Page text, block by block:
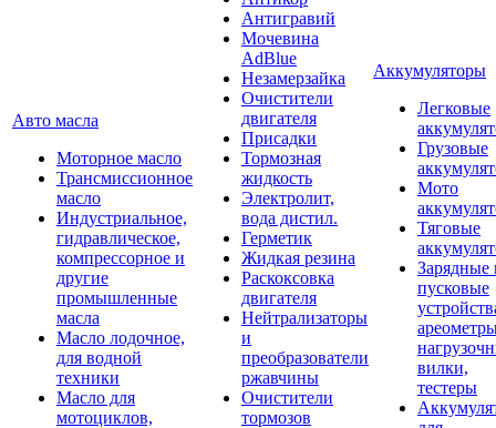
Авто масла
Моторное масло
Трансмиссионное
масло
Индустриальное,
гидравлическое,
компрессорное и
другие
промышленные
масла
Масло лодочное,
для водной
техники
Масло для
мотоциклов,
Антигравий
Мочевина
AdBlue
Незамерзайка
Очистители
двигателя
Присадки
Тормозная
жидкость
Электролит,
вода дистил.
Герметик
Жидкая резина
Раскоксовка
двигателя
Нейтрализаторы
и
преобразователи
ржавчины
Очистители
тормозов
Аккумуляторы
Легковые
Грузовые
Мото
Тяговые
Зарядные
пусковые
вилки,
тестеры